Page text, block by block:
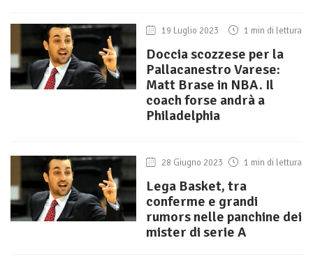
19 Luglio 2023 1 min di lettura
Doccia scozzese per la
Pallacanestro Varese:
Matt Brase in NBA. Il
coach forse andrà a
Philadelphia
28 Giugno 2023 1 min di lettura
Lega Basket, tra
conferme e grandi
rumors nelle panchine dei
mister di serie A